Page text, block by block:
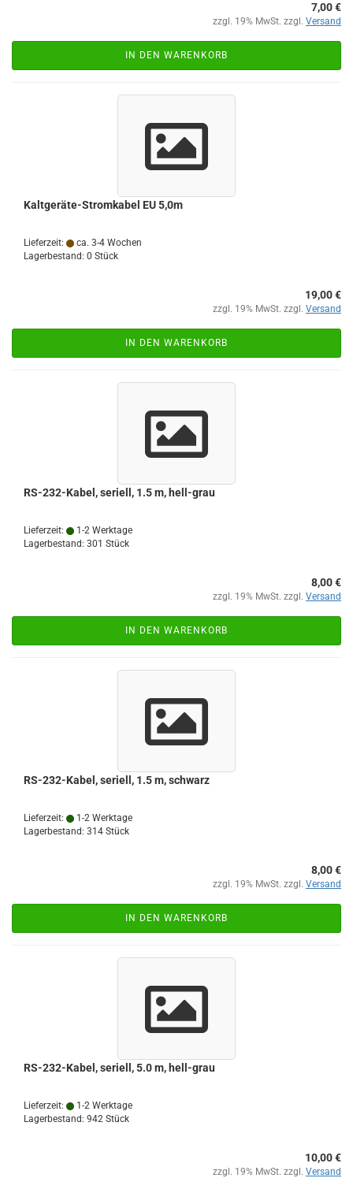
7,00 €
zzgl. 19% MwSt. zzgl. Versand
IN DEN WARENKORB
Kaltgeräte-Stromkabel EU 5,0m
Lieferzeit:
ca. 3-4 Wochen
Lagerbestand: 0 Stück
19,00 €
zzgl. 19% MwSt. zzgl. Versand
IN DEN WARENKORB
RS-232-Kabel, seriell, 1.5 m, hell-grau
Lieferzeit:
1-2 Werktage
Lagerbestand: 301 Stück
8,00 €
zzgl. 19% MwSt. zzgl. Versand
IN DEN WARENKORB
RS-232-Kabel, seriell, 1.5 m, schwarz
Lieferzeit:
1-2 Werktage
Lagerbestand: 314 Stück
8,00 €
zzgl. 19% MwSt. zzgl. Versand
IN DEN WARENKORB
RS-232-Kabel, seriell, 5.0 m, hell-​grau
Lieferzeit:
1-2 Werktage
Lagerbestand: 942 Stück
10,00 €
zzgl. 19% MwSt. zzgl. Versand